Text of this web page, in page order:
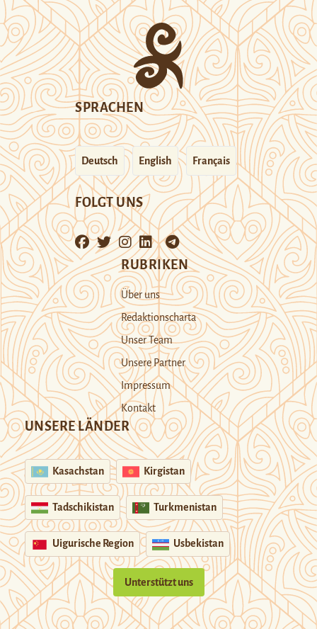
SPRACHEN
Deutsch English Français
FOLGT UNS
RUBRIKEN
Über uns
Redaktionscharta
Unser Team
Unsere Partner
Impressum
Kontakt
UNSERE LÄNDER
Kasachstan Kirgistan
Tadschikistan Turkmenistan
Uigurische Region Usbekistan
Unterstützt uns